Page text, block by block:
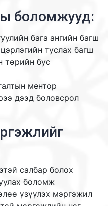
боломжууд:
бага ангийн багш
туслах багш
төрийн бус
ментор
дээд боловсрол
салбар болох
боломж
үзүүлэх мэргэжил